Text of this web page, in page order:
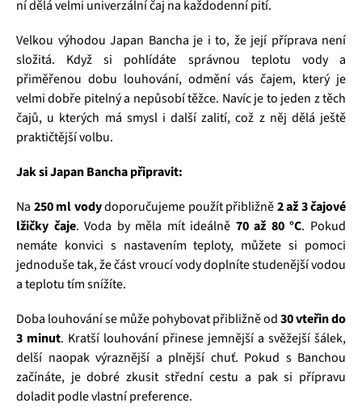
ní dělá velmi univerzální čaj na každodenní pití.
Velkou výhodou Japan Bancha je i to, že její příprava není
složitá. Když si pohlídáte správnou teplotu vody a
přiměřenou dobu louhování, odmění vás čajem, který je
velmi dobře pitelný a nepůsobí těžce. Navíc je to jeden z těch
čajů, u kterých má smysl i další zalití, což z něj dělá ještě
praktičtější volbu.
Jak si Japan Bancha připravit:
Na 250 ml vodydoporučujeme použít přibližně2 až 3 čajové
lžičky čaje. Voda by měla mít ideálně 70 až 80 °C. Pokud
nemáte konvici s nastavením teploty, můžete si pomoci
jednoduše tak, že část vroucí vody doplníte studenější vodou
a teplotu tím snížíte.
Doba louhování se může pohybovat přibližně od30 vteřin do
3 minut. Kratší louhování přinese jemnější a svěžejší šálek,
delší naopak výraznější a plnější chuť. Pokud s Banchou
začínáte, je dobré zkusit střední cestu a pak si přípravu
doladit podle vlastní preference.